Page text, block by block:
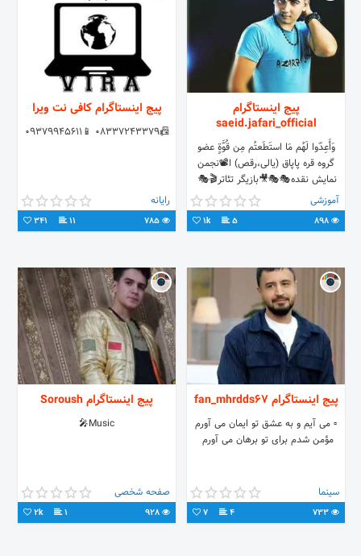
پیج اینستاگرام
saeid.jafari_official
وَأَعِدّوا لَهُم مَا استَطَعتُم مِن قُوَّةٍ عضو
گروه قره پاپاق (یالی،رقص) ا⁦📽️⁩نجمن
نمایش نقده🎭⁦ 🎭🎬بازیگر تئاتر🎥🎭
آموزشی
5
1k
پیج اینستاگرام کافی نت ویرا
📠08337243379 📱09379945611
رایانه
11
341
پیج اینستاگرام fan_mhrdds67
▫️ می آیم و به عشق تو ایمان می آورم
مؤمن شدم برای تو برهان می آورم ‌‌‌‌‌‌‌‌‌‌‌‌‌‌‌‌‌‌‌‌‌‌‌‌‌‌‌‌‌‌‌‌‌‌‌‌‌‌‌‌‌‌‌‌‌‌‌‌‌‌‌‌‌‌‌‌‌‌‌‌‌‌‌
سینما
4
7
پیج اینستاگرام Soroush
Music🎤
صفحه شخصی
1
2k